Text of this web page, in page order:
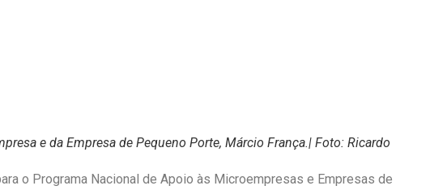
e da Empresa de Pequeno Porte, Márcio França.| Foto: Ricardo
o Programa Nacional de Apoio às Microempresas e Empresas de